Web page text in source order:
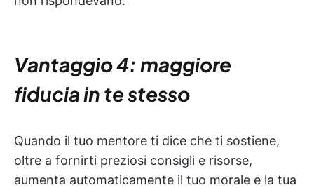
Vantaggio 4: maggiore
fiducia in te stesso
Quando il tuo mentore ti dice che ti sostiene,
oltre a fornirti preziosi consigli e risorse,
aumenta automaticamente il tuo morale e la tua